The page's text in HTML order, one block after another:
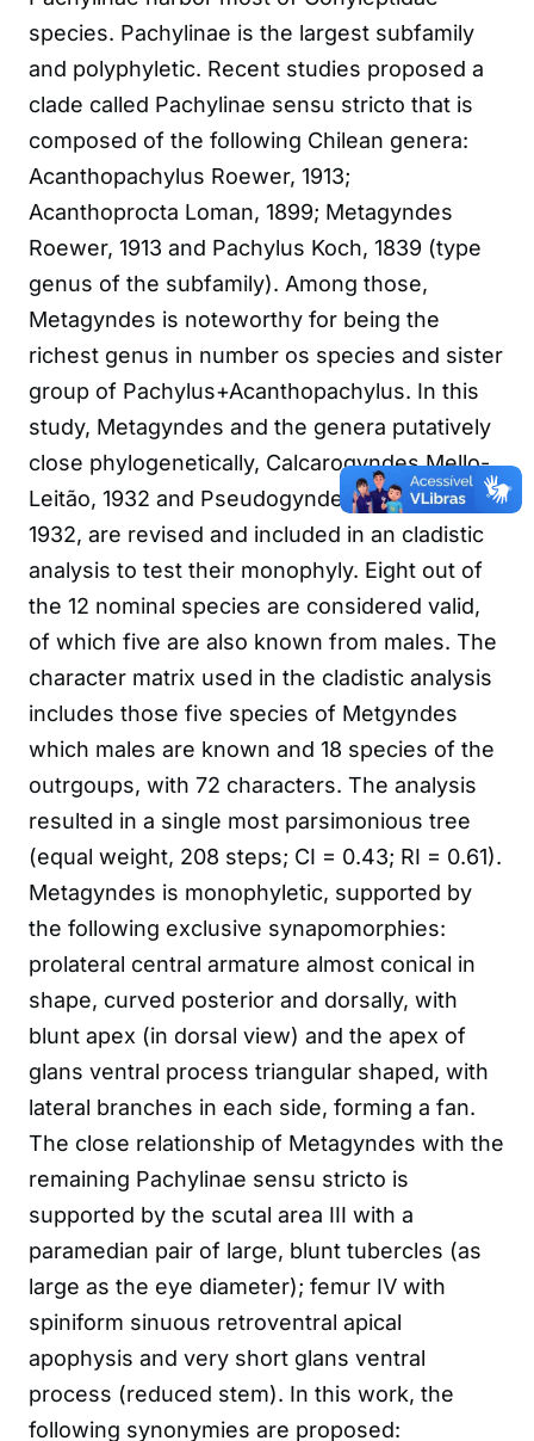
species. Pachylinae is the largest subfamily
and polyphyletic. Recent studies proposed a
clade called Pachylinae sensu stricto that is
composed of the following Chilean genera:
Acanthopachylus Roewer, 1913;
Acanthoprocta Loman, 1899; Metagyndes
Roewer, 1913 and Pachylus Koch, 1839 (type
genus of the subfamily). Among those,
Metagyndes is noteworthy for being the
richest genus in number os species and sister
group of Pachylus+Acanthopachylus. In this
study, Metagyndes and the genera putatively
close phylogenetically, Calcarogyndes Mello-
Leitão, 1932 and Pseudogyndes Mello-Leitão,
1932, are revised and included in an cladistic
analysis to test their monophyly. Eight out of
the 12 nominal species are considered valid,
of which five are also known from males. The
character matrix used in the cladistic analysis
includes those five species of Metgyndes
which males are known and 18 species of the
outrgoups, with 72 characters. The analysis
resulted in a single most parsimonious tree
(equal weight, 208 steps; CI = 0.43; RI = 0.61).
Metagyndes is monophyletic, supported by
the following exclusive synapomorphies:
prolateral central armature almost conical in
shape, curved posterior and dorsally, with
blunt apex (in dorsal view) and the apex of
glans ventral process triangular shaped, with
lateral branches in each side, forming a fan.
The close relationship of Metagyndes with the
remaining Pachylinae sensu stricto is
supported by the scutal area III with a
paramedian pair of large, blunt tubercles (as
large as the eye diameter); femur IV with
spiniform sinuous retroventral apical
apophysis and very short glans ventral
process (reduced stem). In this work, the
following synonymies are proposed: